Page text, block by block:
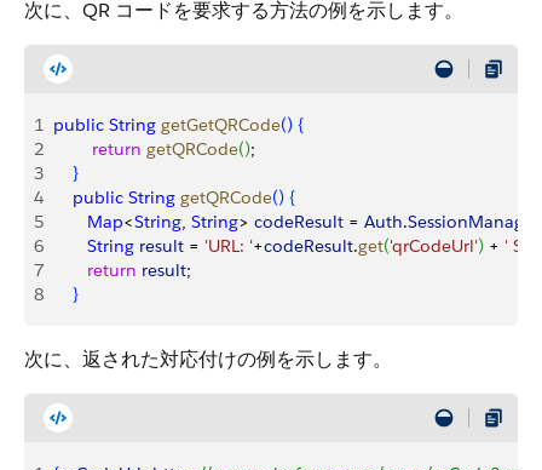
次に、QR コードを要求する方法の例を示します。
1 public String getGetQRCode() {
2
        return
getQRCode();
3
}
4
    public
String getQRCode() {
5
       Map
<String, String> codeResult = Auth.
6
       String
result = 'URL: '+codeResult.get('qrCodeUrl') + '
7
       return
result;
8
}
次に、返された対応付けの例を示します。